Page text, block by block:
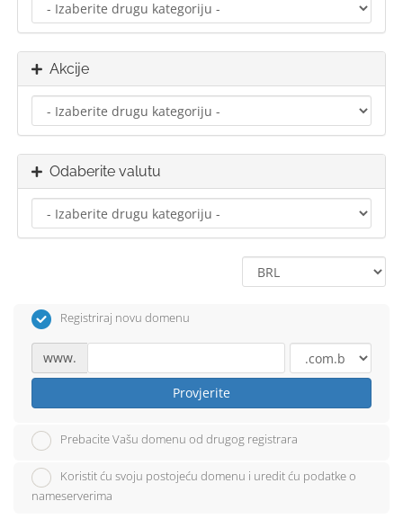
Akcije
Odaberite valutu
Registriraj novu domenu
www.
Provjerite
Prebacite Vašu domenu od drugog registrara
Koristit ću svoju postojeću domenu i uredit ću podatke o
nameserverima